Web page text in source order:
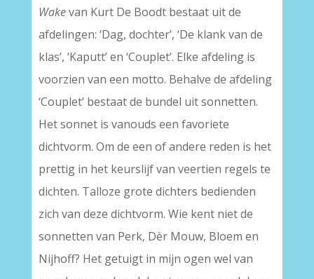
Wakevan Kurt De Boodt bestaat uit de
afdelingen: ‘Dag, dochter’, ‘De klank van de
klas’, ‘Kaputt’ en ‘Couplet’. Elke afdeling is
voorzien van een motto. Behalve de afdeling
‘Couplet’ bestaat de bundel uit sonnetten.
Het sonnet is vanouds een favoriete
dichtvorm. Om de een of andere reden is het
prettig in het keurslijf van veertien regels te
dichten. Talloze grote dichters bedienden
zich van deze dichtvorm. Wie kent niet de
sonnetten van Perk, Dèr Mouw, Bloem en
Nijhoff? Het getuigt in mijn ogen wel van